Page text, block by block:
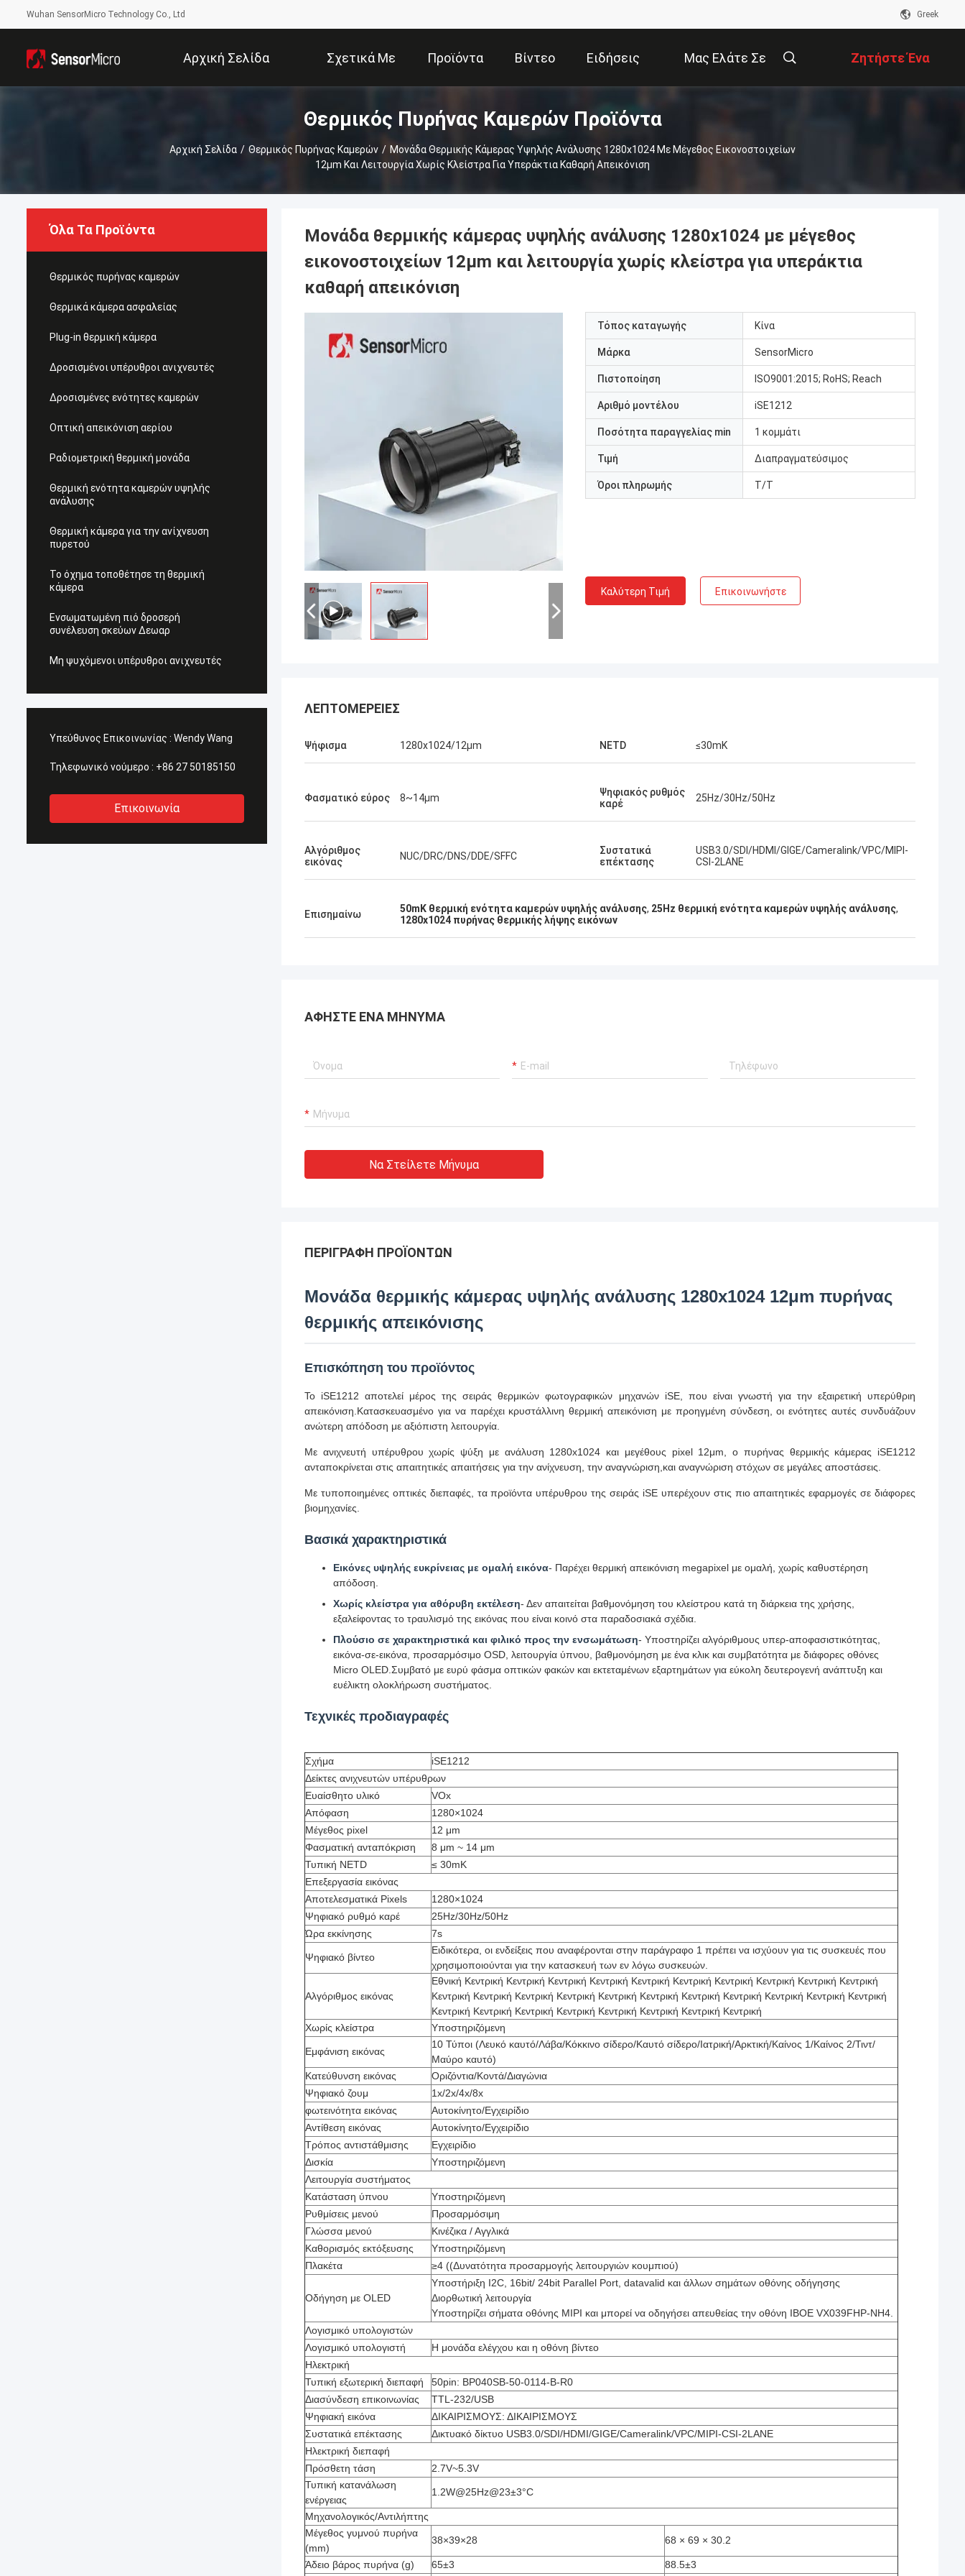
Wuhan SensorMicro Technology Co., Ltd Greek
Αρχική Σελίδα Σχετικά Με
Εμάς
Προϊόντα Βίντεο Ειδήσεις Μας Ελάτε Σε Ζητήστε Ένα
Απόσπασμα
Θερμικός Πυρήνας Καμερών Προϊόντα
Αρχική Σελίδα / Θερμικός Πυρήνας Καμερών / Μονάδα Θερμικής Κάμερας Υψηλής Ανάλυσης 1280x1024 Με Μέγεθος Εικονοστοιχείων
12μm Και Λειτουργία Χωρίς Κλείστρα Για Υπεράκτια Καθαρή Απεικόνιση
Όλα Τα Προϊόντα
Θερμικός πυρήνας καμερών
Θερμικά κάμερα ασφαλείας
Plug-in θερμική κάμερα
Δροσισμένοι υπέρυθροι ανιχνευτές
Δροσισμένες ενότητες καμερών
Οπτική απεικόνιση αερίου
Ραδιομετρική θερμική μονάδα
Θερμική ενότητα καμερών υψηλής
ανάλυσης
Θερμική κάμερα για την ανίχνευση
πυρετού
Το όχημα τοποθέτησε τη θερμική
κάμερα
Ενσωματωμένη πιό δροσερή
συνέλευση σκεύων Δεωαρ
Μη ψυχόμενοι υπέρυθροι ανιχνευτές
Υπεύθυνος Επικοινωνίας : Wendy Wang
Τηλεφωνικό νούμερο : +86 27 50185150
Επικοινωνία
Μονάδα θερμικής κάμερας υψηλής ανάλυσης 1280x1024 με μέγεθος
εικονοστοιχείων 12μm και λειτουργία χωρίς κλείστρα για υπεράκτια
καθαρή απεικόνιση
Τόπος καταγωγής Κίνα
Μάρκα SensorMicro
Πιστοποίηση ISO9001:2015; RoHS; Reach
Αριθμό μοντέλου iSE1212
Ποσότητα παραγγελίας min 1 κομμάτι
Τιμή Διαπραγματεύσιμος
Όροι πληρωμής T/T
Καλύτερη Τιμή Επικοινωνήστε
ΛΕΠΤΟΜΈΡΕΙΕΣ
Ψήφισμα 1280x1024/12μm NETD ≤30mK
Φασματικό εύρος 8~14μm
Ψηφιακός ρυθμός
καρέ
25Hz/30Hz/50Hz
Αλγόριθμος
εικόνας
NUC/DRC/DNS/DDE/SFFC
Συστατικά
επέκτασης
USB3.0/SDI/HDMI/GIGE/Cameralink/VPC/MIPI-
CSI-2LANE
Επισημαίνω 50mK θερμική ενότητα καμερών υψηλής ανάλυσης, 25Hz θερμική ενότητα καμερών υψηλής ανάλυσης,
1280x1024 πυρήνας θερμικής λήψης εικόνων
ΑΦΉΣΤΕ ΈΝΑ ΜΉΝΥΜΑ
Να Στείλετε Μήνυμα
ΠΕΡΙΓΡΑΦΉ ΠΡΟΪΌΝΤΩΝ
Μονάδα θερμικής κάμερας υψηλής ανάλυσης 1280x1024 12μm πυρήνας
θερμικής απεικόνισης
Επισκόπηση του προϊόντος
Το iSE1212 αποτελεί μέρος της σειράς θερμικών φωτογραφικών μηχανών iSE, που είναι γνωστή για την εξαιρετική υπερύθριη
απεικόνιση.Κατασκευασμένο για να παρέχει κρυστάλλινη θερμική απεικόνιση με προηγμένη σύνδεση, οι ενότητες αυτές συνδυάζουν
ανώτερη απόδοση με αξιόπιστη λειτουργία.
Με ανιχνευτή υπέρυθρου χωρίς ψύξη με ανάλυση 1280x1024 και μεγέθους pixel 12μm, ο πυρήνας θερμικής κάμερας iSE1212
ανταποκρίνεται στις απαιτητικές απαιτήσεις για την ανίχνευση, την αναγνώριση,και αναγνώριση στόχων σε μεγάλες αποστάσεις.
Με τυποποιημένες οπτικές διεπαφές, τα προϊόντα υπέρυθρου της σειράς iSE υπερέχουν στις πιο απαιτητικές εφαρμογές σε διάφορες
βιομηχανίες.
Βασικά χαρακτηριστικά
Εικόνες υψηλής ευκρίνειας με ομαλή εικόνα- Παρέχει θερμική απεικόνιση megapixel με ομαλή, χωρίς καθυστέρηση
απόδοση.
Χωρίς κλείστρα για αθόρυβη εκτέλεση- Δεν απαιτείται βαθμονόμηση του κλείστρου κατά τη διάρκεια της χρήσης,
εξαλείφοντας το τραυλισμό της εικόνας που είναι κοινό στα παραδοσιακά σχέδια.
Πλούσιο σε χαρακτηριστικά και φιλικό προς την ενσωμάτωση- Υποστηρίζει αλγόριθμους υπερ-αποφασιστικότητας,
εικόνα-σε-εικόνα, προσαρμόσιμο OSD, λειτουργία ύπνου, βαθμονόμηση με ένα κλικ και συμβατότητα με διάφορες οθόνες
Micro OLED.Συμβατό με ευρύ φάσμα οπτικών φακών και εκτεταμένων εξαρτημάτων για εύκολη δευτερογενή ανάπτυξη και
ευέλικτη ολοκλήρωση συστήματος.
Τεχνικές προδιαγραφές
Σχήμα
iSE1212
Δείκτες ανιχνευτών υπέρυθρων
Ευαίσθητο υλικό
VOx
Απόφαση
1280×1024
Μέγεθος pixel
12 μm
Φασματική ανταπόκριση
8 μm ~ 14 μm
Τυπική NETD
≤ 30mK
Επεξεργασία εικόνας
Αποτελεσματικά Pixels
1280×1024
Ψηφιακό ρυθμό καρέ
25Hz/30Hz/50Hz
Ώρα εκκίνησης
7s
Ψηφιακό βίντεο
Ειδικότερα, οι ενδείξεις που αναφέρονται στην παράγραφο 1 πρέπει να ισχύουν για τις συσκευές που
χρησιμοποιούνται για την κατασκευή των εν λόγω συσκευών.
Αλγόριθμος εικόνας
Εθνική Κεντρική Κεντρική Κεντρική Κεντρική Κεντρική Κεντρική Κεντρική Κεντρική Κεντρική Κεντρική
Κεντρική Κεντρική Κεντρική Κεντρική Κεντρική Κεντρική Κεντρική Κεντρική Κεντρική Κεντρική Κεντρική
Κεντρική Κεντρική Κεντρική Κεντρική Κεντρική Κεντρική Κεντρική Κεντρική
Χωρίς κλείστρα
Υποστηριζόμενη
Εμφάνιση εικόνας
10 Τύποι (Λευκό καυτό/Λάβα/Κόκκινο σίδερο/Καυτό σίδερο/Ιατρική/Αρκτική/Καίνος 1/Καίνος 2/Τιντ/
Μαύρο καυτό)
Κατεύθυνση εικόνας
Οριζόντια/Κοντά/Διαγώνια
Ψηφιακό ζουμ
1x/2x/4x/8x
φωτεινότητα εικόνας
Αυτοκίνητο/Εγχειρίδιο
Αντίθεση εικόνας
Αυτοκίνητο/Εγχειρίδιο
Τρόπος αντιστάθμισης
Εγχειρίδιο
Δισκία
Υποστηριζόμενη
Λειτουργία συστήματος
Κατάσταση ύπνου
Υποστηριζόμενη
Ρυθμίσεις μενού
Προσαρμόσιμη
Γλώσσα μενού
Κινέζικα / Αγγλικά
Καθορισμός εκτόξευσης
Υποστηριζόμενη
Πλακέτα
≥4 ((Δυνατότητα προσαρμογής λειτουργιών κουμπιού)
Οδήγηση με OLED
Υποστήριξη I2C, 16bit/ 24bit Parallel Port, datavalid και άλλων σημάτων οθόνης οδήγησης
Διορθωτική λειτουργία
Υποστηρίζει σήματα οθόνης MIPI και μπορεί να οδηγήσει απευθείας την οθόνη IBOE VX039FHP-NH4.
Λογισμικό υπολογιστών
Λογισμικό υπολογιστή
Η μονάδα ελέγχου και η οθόνη βίντεο
Ηλεκτρική
Τυπική εξωτερική διεπαφή
50pin: BP040SB-50-0114-B-R0
Διασύνδεση επικοινωνίας
TTL-232/USB
Ψηφιακή εικόνα
ΔΙΚΑΙΡΙΣΜΟΥΣ: ΔΙΚΑΙΡΙΣΜΟΥΣ
Συστατικά επέκτασης
Δικτυακό δίκτυο USB3.0/SDI/HDMI/GIGE/Cameralink/VPC/MIPI-CSI-2LANE
Ηλεκτρική διεπαφή
Πρόσθετη τάση
2.7V~5.3V
Τυπική κατανάλωση
ενέργειας
1.2W@25Hz@23±3°C
Μηχανολογικός/Αντιλήπτης
Μέγεθος γυμνού πυρήνα
(mm)
38×39×28 68 × 69 × 30.2
Άδειο βάρος πυρήνα (g) 65±3 88.5±3